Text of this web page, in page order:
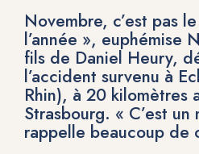
Novembre, c’est pas
l’année », euphémise
fils de Daniel Heury,
l’accident survenu à
Rhin), à 20 kilomètres
Strasbourg. « C’est un
rappelle beaucoup de